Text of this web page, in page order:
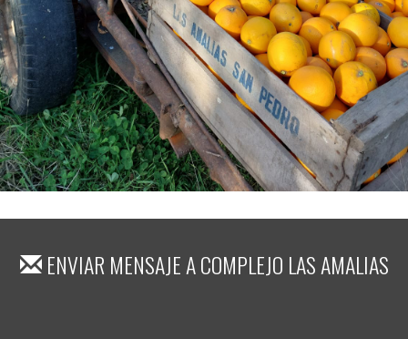
ENVIAR MENSAJE ACOMPLEJO LAS AMALIAS